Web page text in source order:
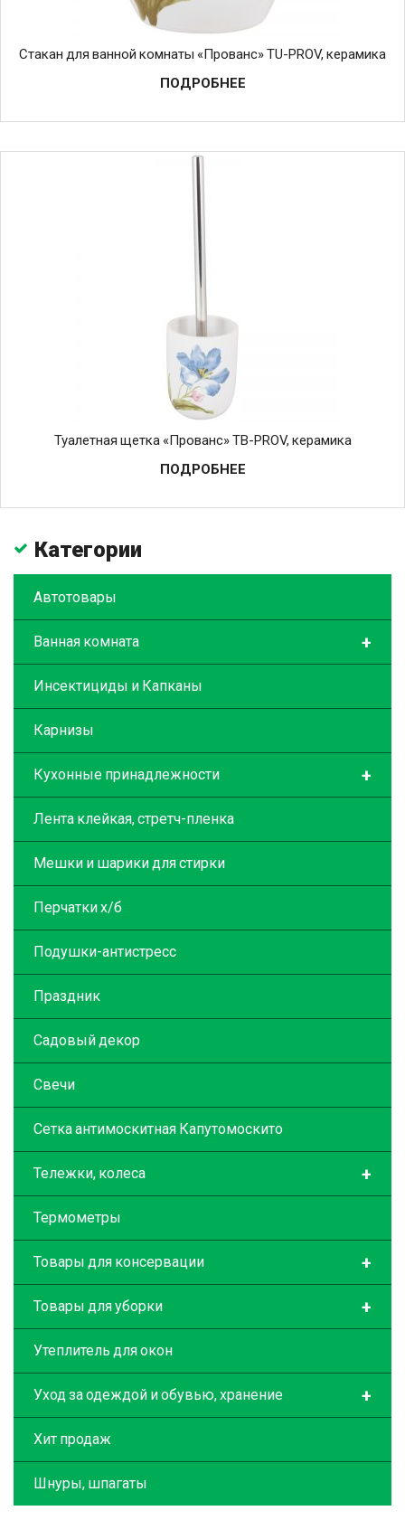
Стакан для ванной комнаты «Прованс» TU-PROV, керамика
ПОДРОБНЕЕ
Туалетная щетка «Прованс» TB-PROV, керамика
ПОДРОБНЕЕ
Категории
Автотовары
+
Ванная комната
Инсектициды и Капканы
Карнизы
+
Кухонные принадлежности
Лента клейкая, стретч-пленка
Мешки и шарики для стирки
Перчатки х/б
Подушки-антистресс
Праздник
Садовый декор
Свечи
Сетка антимоскитная Капутомоскито
+
Тележки, колеса
Термометры
+
Товары для консервации
+
Товары для уборки
Утеплитель для окон
+
Уход за одеждой и обувью, хранение
Хит продаж
Шнуры, шпагаты